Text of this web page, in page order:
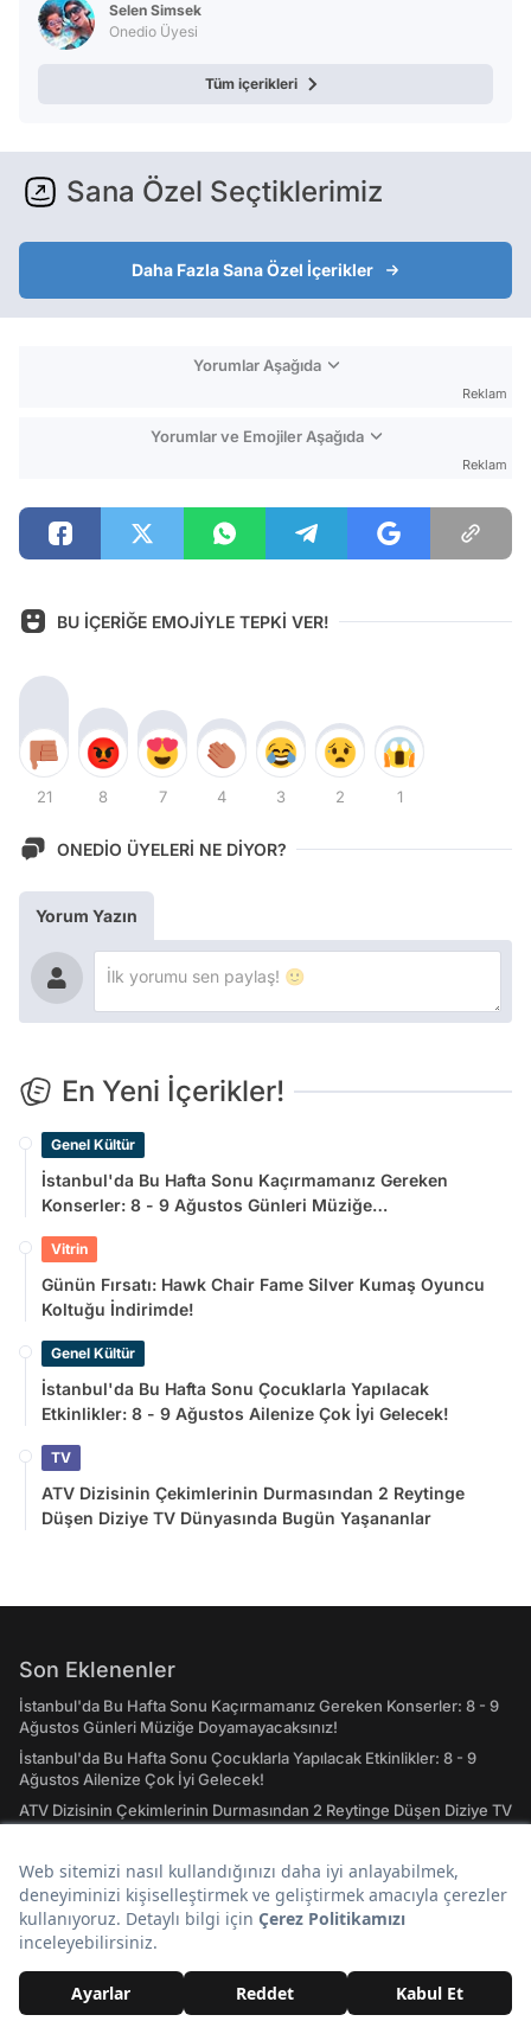
Selen Simsek
Onedio Üyesi
Tüm içerikleri
Sana Özel Seçtiklerimiz
Daha Fazla Sana Özel İçerikler
Yorumlar Aşağıda
Reklam
Yorumlar ve Emojiler Aşağıda
Reklam
BU İÇERİĞE EMOJİYLE TEPKİ VER!
21 8 7 4 3 2 1
ONEDİO ÜYELERİ NE DİYOR?
Yorum Yazın
En Yeni İçerikler!
Genel Kültür
İstanbul'da Bu Hafta Sonu Kaçırmamanız Gereken
Konserler: 8 - 9 Ağustos Günleri Müziğe
Vitrin
Günün Fırsatı: Hawk Chair Fame Silver Kumaş Oyuncu
Koltuğu İndirimde!
Genel Kültür
İstanbul'da Bu Hafta Sonu Çocuklarla Yapılacak
Etkinlikler: 8 - 9 Ağustos Ailenize Çok İyi Gelecek!
TV
ATV Dizisinin Çekimlerinin Durmasından 2 Reytinge
Düşen Diziye TV Dünyasında Bugün Yaşananlar
Son Eklenenler
İstanbul'da Bu Hafta Sonu Kaçırmamanız Gereken Konserler: 8 - 9
Ağustos Günleri Müziğe Doyamayacaksınız!
İstanbul'da Bu Hafta Sonu Çocuklarla Yapılacak Etkinlikler: 8 - 9
Ağustos Ailenize Çok İyi Gelecek!
ATV Dizisinin Çekimlerinin Durmasından 2 Reytinge Düşen Diziye TV
Nagihan Karadere'den Survivor İtirafı! "Ölene Kadar Giderim"
Kuruyan Çimleri Canlandıran Doğal Yöntem: Tek Bir Malzeme
Çimleri Daha Gür Yapıyor
Taşacak Bu Deniz'in Fadime'sinden Dikkat Çeken İtiraf! "İçimdeki
Günün Popüler Başlıkları